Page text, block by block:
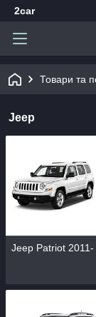
2car
Товари та
Jeep
Jeep Patriot 2011-